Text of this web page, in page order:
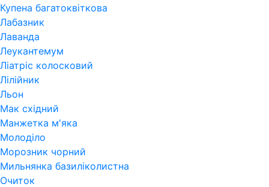
Купена багатоквіткова
Лабазник
Лаванда
Леукантемум
Ліатріс колосковий
Лілійник
Льон
Мак східний
Манжетка м'яка
Молоділо
Морозник чорний
Мильнянка базиліколистна
Очиток